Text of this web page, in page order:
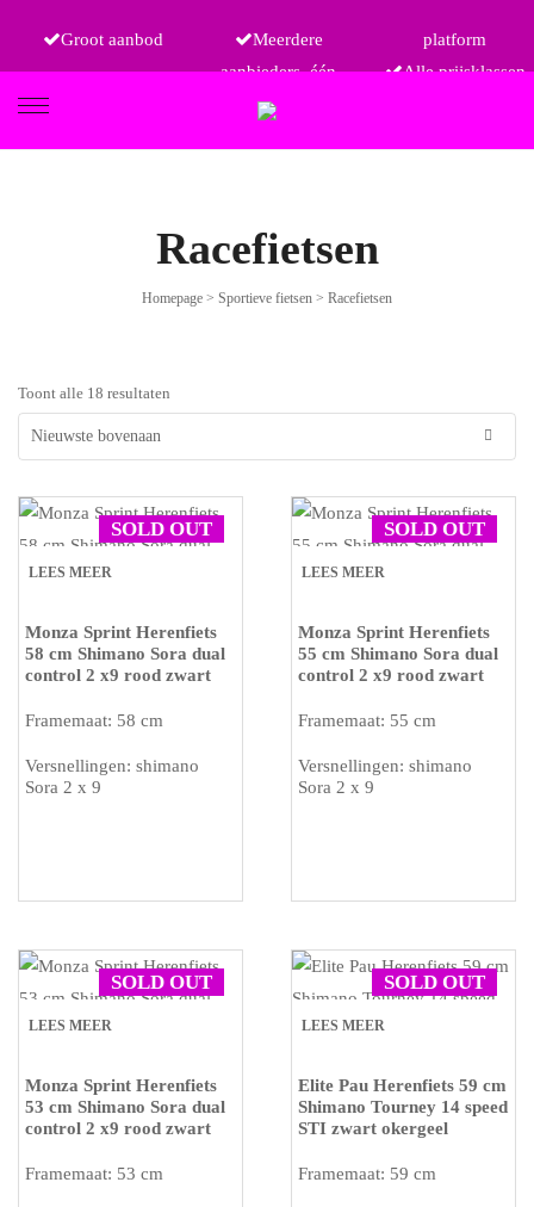
Groot aanbod
Meerdere
aanbieders, één
platform
Alle prijsklassen
Racefietsen
Homepage > Sportieve fietsen > Racefietsen
Toont alle 18 resultaten
LEES MEER
SOLD OUT
Monza Sprint Herenfiets
58 cm Shimano Sora dual
control 2 x9 rood zwart
Framemaat: 58 cm
Versnellingen: shimano
Sora 2 x 9
LEES MEER
SOLD OUT
Monza Sprint Herenfiets
55 cm Shimano Sora dual
control 2 x9 rood zwart
Framemaat: 55 cm
Versnellingen: shimano
Sora 2 x 9
LEES MEER
SOLD OUT
Monza Sprint Herenfiets
53 cm Shimano Sora dual
control 2 x9 rood zwart
Framemaat: 53 cm
LEES MEER
SOLD OUT
Elite Pau Herenfiets 59 cm
Shimano Tourney 14 speed
STI zwart okergeel
Framemaat: 59 cm